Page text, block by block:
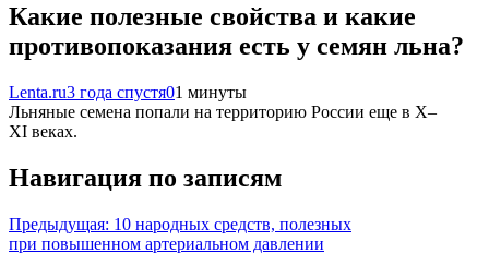
Какие полезные свойства и какие
противопоказания есть у семян льна?
Lenta.ru3 года спустя01 минуты
Льняные семена попали на территорию России еще в X–
XI веках.
Навигация по записям
Предыдущая: 10 народных средств, полезных
при повышенном артериальном давлении